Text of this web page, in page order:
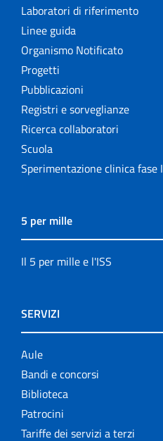
Laboratori di riferimento
Linee guida
Organismo Notificato
Progetti
Pubblicazioni
Registri e sorveglianze
Ricerca collaboratori
Scuola
Sperimentazione clinica fase I
5 per mille
Il 5 per mille e l'ISS
SERVIZI
Aule
Bandi e concorsi
Biblioteca
Patrocini
Tariffe dei servizi a terzi